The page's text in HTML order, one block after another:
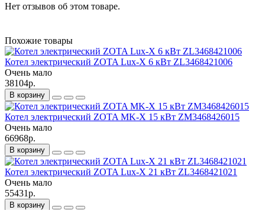
Нет отзывов об этом товаре.
Похожие товары
Котел электрический ZOTA Lux-X 6 кВт ZL3468421006
Очень мало
38104р.
В корзину
Котел электрический ZOTA MK-X 15 кВт ZM3468426015
Очень мало
66968р.
В корзину
Котел электрический ZOTA Lux-X 21 кВт ZL3468421021
Очень мало
55431р.
В корзину